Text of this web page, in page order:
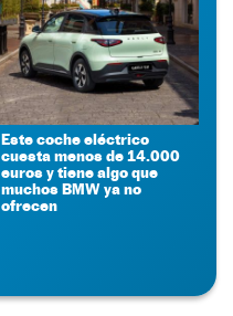
Este coche eléctrico
cuesta menos de 14.000
euros y tiene algo que
muchos BMW ya no
ofrecen